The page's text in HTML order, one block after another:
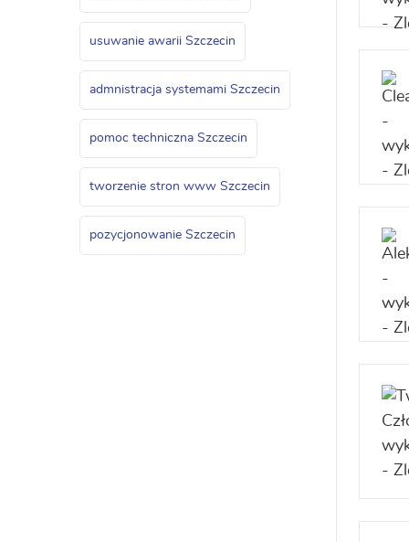
usuwanie awarii Szczecin
admnistracja systemami Szczecin
pomoc techniczna Szczecin
tworzenie stron www Szczecin
pozycjonowanie Szczecin